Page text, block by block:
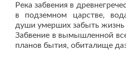
Река забвения в
в подземном царстве,
души умерших забыть жизнь
Забвение в вымышленной
планов бытия, обиталище